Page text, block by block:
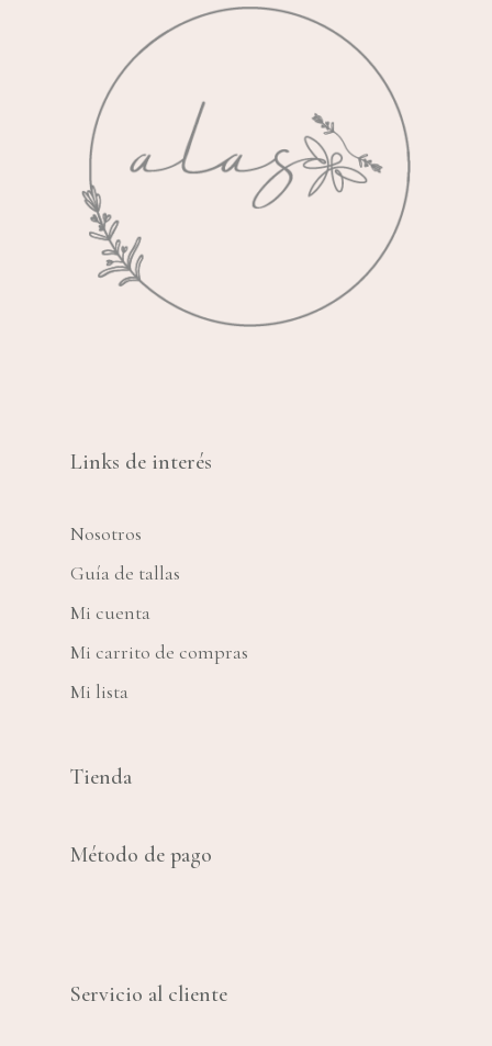
Links de interés
Nosotros
Guía de tallas
Mi cuenta
Mi carrito de compras
Mi lista
Tienda
Método de pago
Servicio al cliente